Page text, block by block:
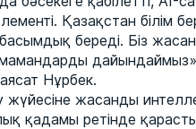
Қазақстан білім
береді. Біз
Нұрбек.
жүйесіне жасанды
қадамы ретінде